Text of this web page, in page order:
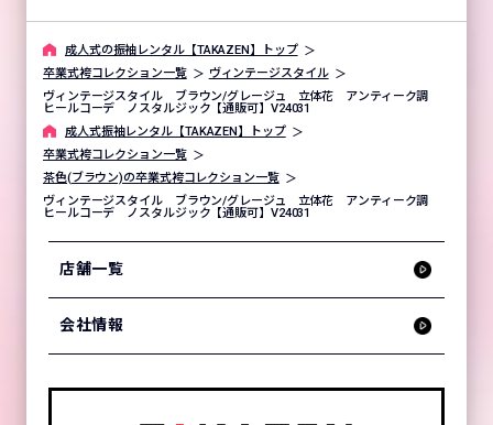
成⼈式の振袖レンタル【TAKAZEN】トップ
卒業式袴コレクション一覧
ヴィンテージスタイル
ヴィンテージスタイル ブラウン/グレージュ 立体花 アンティーク調
ヒールコーデ ノスタルジック【通販可】V24031
成⼈式振袖レンタル【TAKAZEN】トップ
卒業式袴コレクション一覧
茶色(ブラウン)の卒業式袴コレクション一覧
ヴィンテージスタイル ブラウン/グレージュ 立体花 アンティーク調
ヒールコーデ ノスタルジック【通販可】V24031
店舗一覧
会社情報